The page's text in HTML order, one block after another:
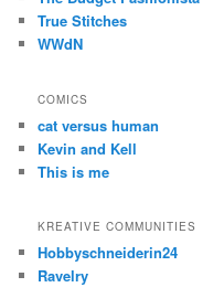
True Stitches
WWdN
COMICS
cat versus human
Kevin and Kell
This is me
KREATIVE COMMUNITIES
Hobbyschneiderin24
Ravelry